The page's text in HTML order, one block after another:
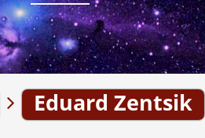
Eduard Zentsik